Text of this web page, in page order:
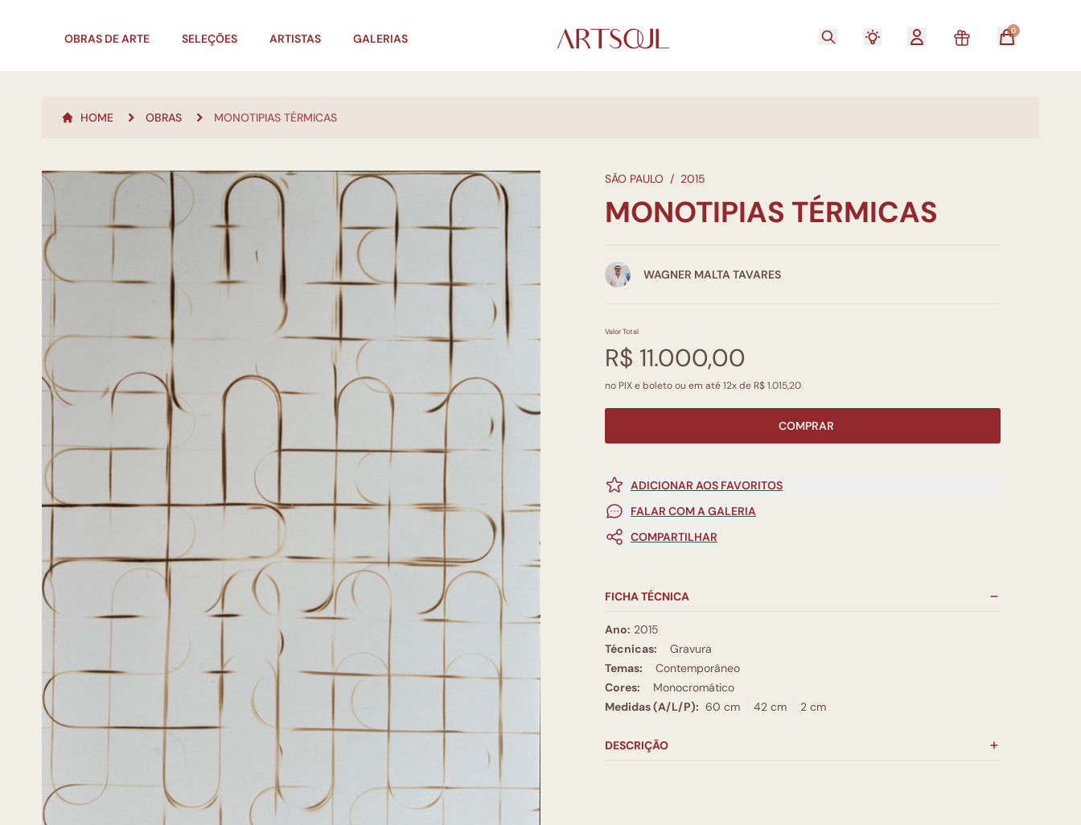
OBRAS DE ARTE SELEÇÕES ARTISTAS GALERIAS
0
HOME OBRAS MONOTIPIAS TÉRMICAS
SÃO PAULO / 2015
MONOTIPIAS TÉRMICAS
WAGNER MALTA TAVARES
Valor Total
R$ 11.000,00
no PIX e boleto ou em até 12x de R$ 1.015,20
COMPRAR
ADICIONAR AOS FAVORITOS
FALAR COM A GALERIA
COMPARTILHAR
FICHA TÉCNICA
Ano: 2015
Técnicas:
Gravura
Temas:
Contemporâneo
Cores:
Monocromático
Medidas (A/L/P): 60 cm 42 cm 2 cm
DESCRIÇÃO